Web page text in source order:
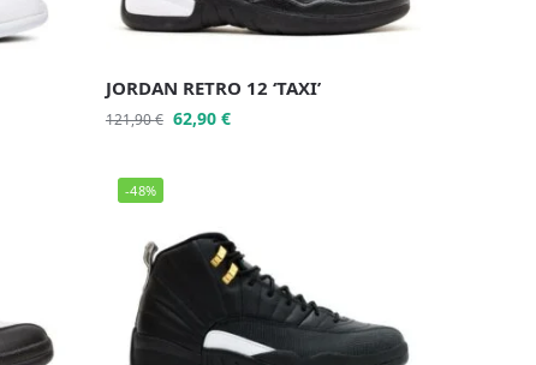
JORDAN RETRO 12 ‘TAXI’
121,90€ 62,90 €
-48%